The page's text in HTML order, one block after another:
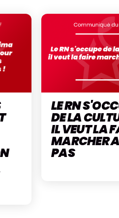
LE RN
DE LA
IL VEUT LA
MARCHER
PAS